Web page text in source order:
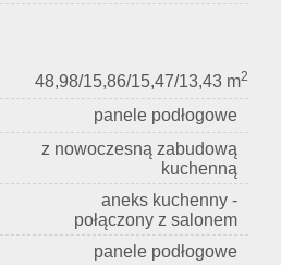
48,98/15,86/15,47/13,43 m2
panele podłogowe
z nowoczesną zabudową
kuchenną
aneks kuchenny -
połączony z salonem
panele podłogowe